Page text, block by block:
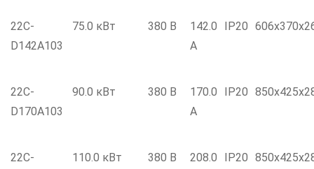
22C-
D142A103
75.0 кВт 380 В
142.0
А
IP20
22C-
D170A103
90.0 кВт 380 В
170.0
А
IP20
22C-
110.0 кВт 380 В
208.0
IP20